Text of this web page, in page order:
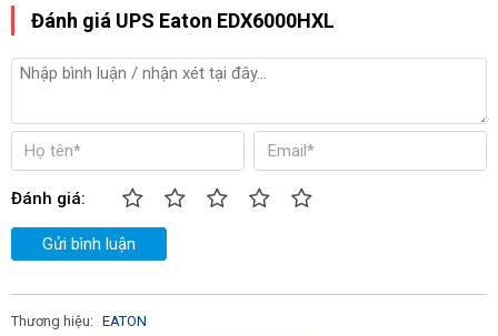
Đánh giá UPS Eaton EDX6000HXL
Đánh giá:
Gửi bình luận
Thương hiệu: EATON